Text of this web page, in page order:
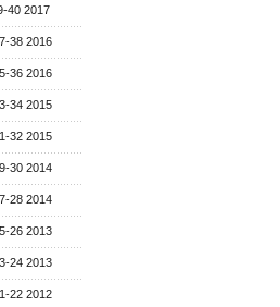
40 2017
38 2016
36 2016
34 2015
32 2015
30 2014
28 2014
26 2013
24 2013
22 2012